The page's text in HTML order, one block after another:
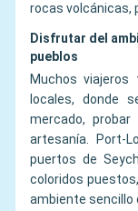
rocas volcánicas,
Disfrutar del
pueblos
Muchos
locales, donde
mercado,
artesanía. Port-
puertos de
coloridos
ambiente sencillo